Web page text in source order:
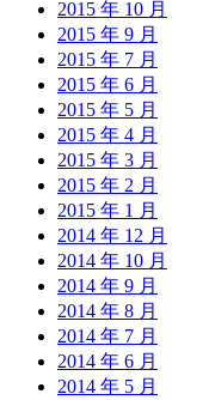
2015 年 10 月
2015 年 9 月
2015 年 7 月
2015 年 6 月
2015 年 5 月
2015 年 4 月
2015 年 3 月
2015 年 2 月
2015 年 1 月
2014 年 12 月
2014 年 10 月
2014 年 9 月
2014 年 8 月
2014 年 7 月
2014 年 6 月
2014 年 5 月